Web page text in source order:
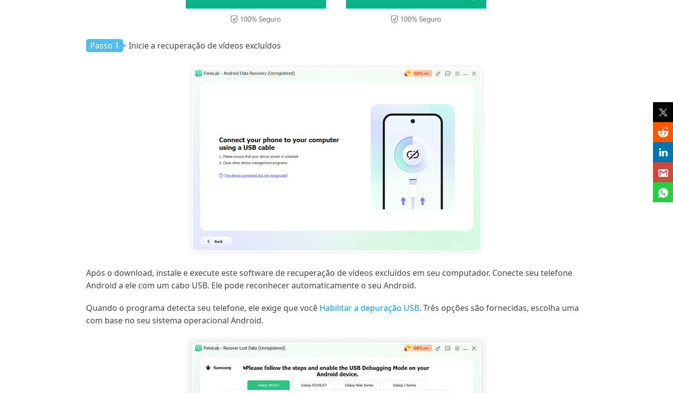
Passo 1 Inicie a recuperação de vídeos excluídos
Após o download, instale e execute este software de recuperação de vídeos excluídos em seu computador. Conecte seu telefone
Android a ele com um cabo USB. Ele pode reconhecer automaticamente o seu Android.
Quando o programa detecta seu telefone, ele exige que você Habilitar a depuração USB. Três opções são fornecidas, escolha uma
com base no seu sistema operacional Android.